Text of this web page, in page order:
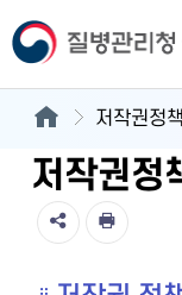
저작권정
저작권정